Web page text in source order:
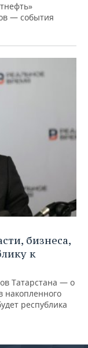
— события
бизнеса,
к
Татарстана — о
накопленного
республика